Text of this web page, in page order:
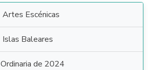
Artes Escénicas
Islas Baleares
Ordinaria de 2024